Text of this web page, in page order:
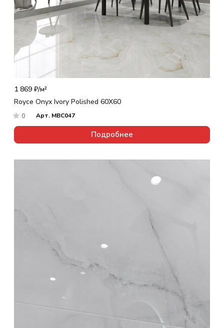
1 869 ₽/м²
Royce Onyx Ivory Polished 60X60
0 Арт. MBC047
Подробнее